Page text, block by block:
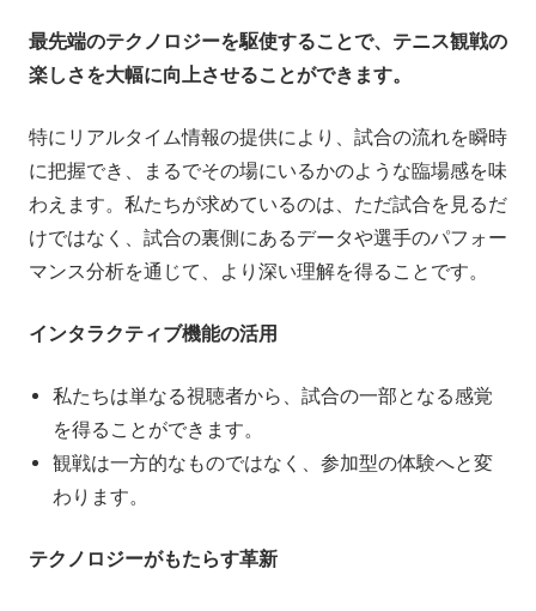
最先端のテクノロジーを駆使することで、テニス観戦の
楽しさを大幅に向上させることができます。
特にリアルタイム情報の提供により、試合の流れを瞬時
に把握でき、まるでその場にいるかのような臨場感を味
わえます。私たちが求めているのは、ただ試合を見るだ
けではなく、試合の裏側にあるデータや選手のパフォー
マンス分析を通じて、より深い理解を得ることです。
インタラクティブ機能の活用
私たちは単なる視聴者から、試合の一部となる感覚
を得ることができます。
観戦は一方的なものではなく、参加型の体験へと変
わります。
テクノロジーがもたらす革新